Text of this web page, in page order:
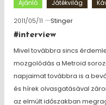
Ajánló Játékvilág
2011/05/11
Stinger
#interview
Mivel továbbra sincs
mozgolódás a Metroid
napjaimat továbbra is a
és hírek olvasgatásával
az elmúlt időszakban